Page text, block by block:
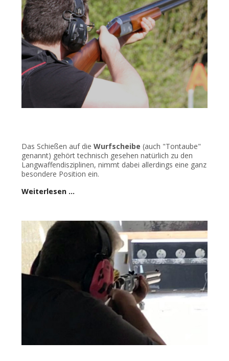
Das Schießen auf die Wurfscheibe (auch "Tontaube"
genannt) gehört technisch gesehen natürlich zu den
Langwaffendisziplinen, nimmt dabei allerdings eine ganz
besondere Position ein.
Weiterlesen …